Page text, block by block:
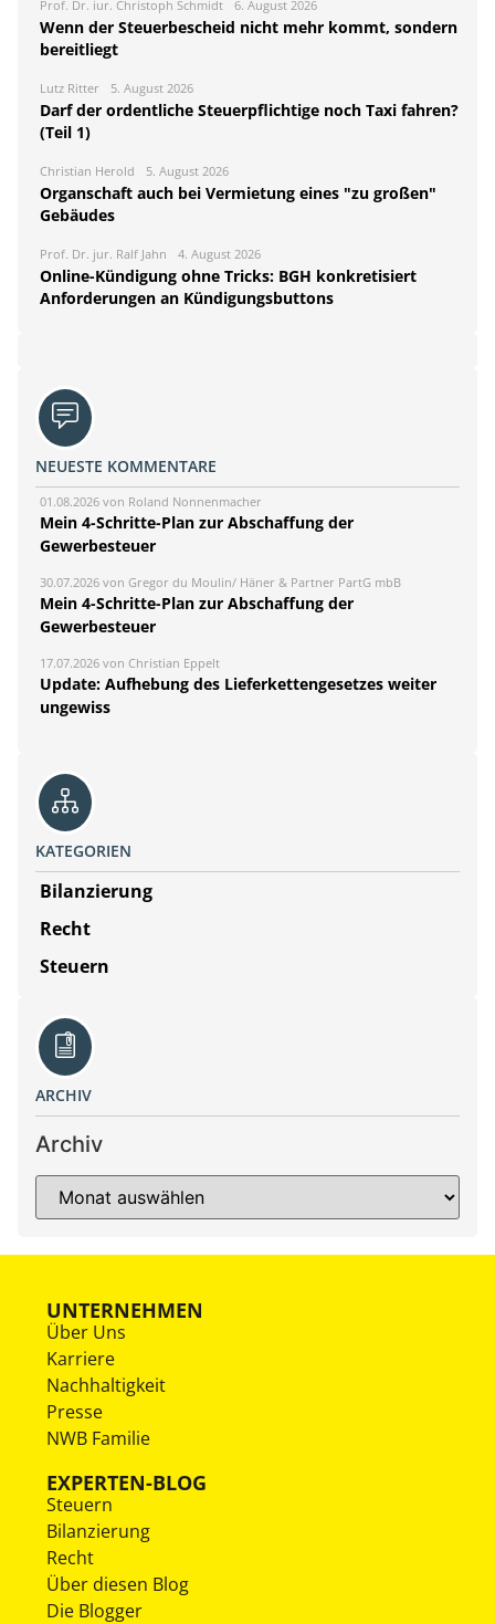
Prof. Dr. iur. Christoph Schmidt 6. August 2026
Wenn der Steuerbescheid nicht mehr kommt, sondern
bereitliegt
Lutz Ritter 5. August 2026
Darf der ordentliche Steuerpflichtige noch Taxi fahren?
(Teil 1)
Christian Herold 5. August 2026
Organschaft auch bei Vermietung eines "zu großen"
Gebäudes
Prof. Dr. jur. Ralf Jahn 4. August 2026
Online-Kündigung ohne Tricks: BGH konkretisiert
Anforderungen an Kündigungsbuttons
NEUESTE KOMMENTARE
01.08.2026 von Roland Nonnenmacher
Mein 4-Schritte-Plan zur Abschaffung der
Gewerbesteuer
30.07.2026 von Gregor du Moulin/ Häner & Partner PartG mbB
Mein 4-Schritte-Plan zur Abschaffung der
Gewerbesteuer
17.07.2026 von Christian Eppelt
Update: Aufhebung des Lieferkettengesetzes weiter
ungewiss
KATEGORIEN
Bilanzierung
Recht
Steuern
ARCHIV
Archiv
UNTERNEHMEN
Über Uns
Karriere
Nachhaltigkeit
Presse
NWB Familie
EXPERTEN-BLOG
Steuern
Bilanzierung
Recht
Über diesen Blog
Die Blogger